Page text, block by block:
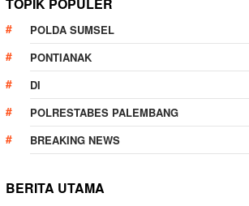
POLDA SUMSEL
PONTIANAK
DI
POLRESTABES PALEMBANG
BREAKING NEWS
BERITA UTAMA